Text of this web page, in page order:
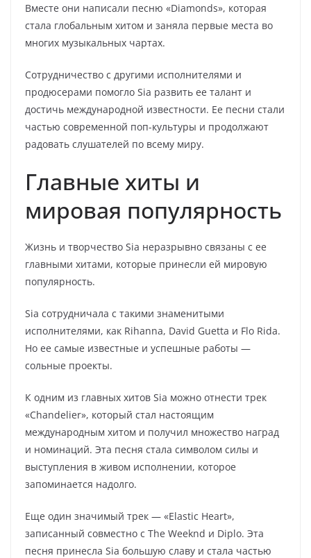
Вместе они написали песню «Diamonds», которая
стала глобальным хитом и заняла первые места во
многих музыкальных чартах.
Сотрудничество с другими исполнителями и
продюсерами помогло Sia развить ее талант и
достичь международной известности. Ее песни стали
частью современной поп-культуры и продолжают
радовать слушателей по всему миру.
Главные хиты и
мировая популярность
Жизнь и творчество Sia неразрывно связаны с ее
главными хитами, которые принесли ей мировую
популярность.
Sia сотрудничала с такими знаменитыми
исполнителями, как Rihanna, David Guetta и Flo Rida.
Но ее самые известные и успешные работы —
сольные проекты.
К одним из главных хитов Sia можно отнести трек
«Chandelier», который стал настоящим
международным хитом и получил множество наград
и номинаций. Эта песня стала символом силы и
выступления в живом исполнении, которое
запоминается надолго.
Еще один значимый трек — «Elastic Heart»,
записанный совместно с The Weeknd и Diplo. Эта
песня принесла Sia большую славу и стала частью